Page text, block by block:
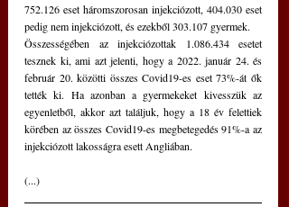
752.126 eset háromszorosan injekciózott, 404.030 eset
pedig nem injekciózott, és ezekből 303.107 gyermek.
Összességében az injekciózottak 1.086.434 esetet
tesznek ki, ami azt jelenti, hogy a 2022. január 24. és
február 20. közötti összes Covid19-es eset 73%-át ők
tették ki. Ha azonban a gyermekeket kivesszük az
egyenletből, akkor azt találjuk, hogy a 18 év felettiek
körében az összes Covid19-es megbetegedés 91%-a az
injekciózott lakosságra esett Angliában.
(...)